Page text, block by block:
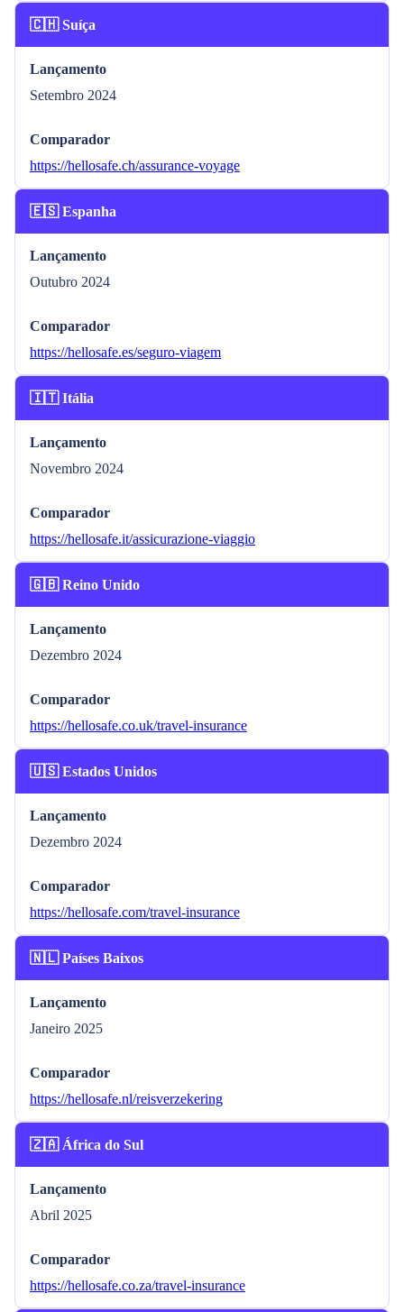
🇨🇭 Suíça
Lançamento
Setembro 2024
Comparador
https://hellosafe.ch/assurance-voyage
🇪🇸 Espanha
Lançamento
Outubro 2024
Comparador
https://hellosafe.es/seguro-viagem
🇮🇹 Itália
Lançamento
Novembro 2024
Comparador
https://hellosafe.it/assicurazione-viaggio
🇬🇧 Reino Unido
Lançamento
Dezembro 2024
Comparador
https://hellosafe.co.uk/travel-insurance
🇺🇸 Estados Unidos
Lançamento
Dezembro 2024
Comparador
https://hellosafe.com/travel-insurance
🇳🇱 Países Baixos
Lançamento
Janeiro 2025
Comparador
https://hellosafe.nl/reisverzekering
🇿🇦 África do Sul
Lançamento
Abril 2025
Comparador
https://hellosafe.co.za/travel-insurance